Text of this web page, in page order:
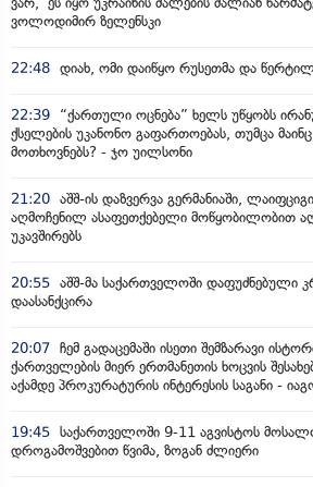
ვოლოდიმირ ზელენსკი
22:48 დიახ, ომი დაიწყო რუსეთმა და
22:39
“ქართული ოცნება” ხელს უწყობს
ქსელების უკანონო გაფართოებას, თუმცა მაინც
მოთხოვნებს? - ჯო უილსონი
21:20 აშშ-ის დაზვერვა გერმანიაში,
აღმოჩენილ ასაფეთქებელი მოწყობილობით
უკავშირებს
20:55 აშშ-მა საქართველოში დაფუძნებული
დაასანქცირა
20:07 ჩემ გადაცემაში ისეთი შემზარავი
ქართველების მიერ ერთმანეთის ხოცვის
აქამდე პროკურატურის ინტერესის საგანი -
19:45 საქართველოში 9-11 აგვისტოს
დროგამოშვებით წვიმა, ზოგან ძლიერი